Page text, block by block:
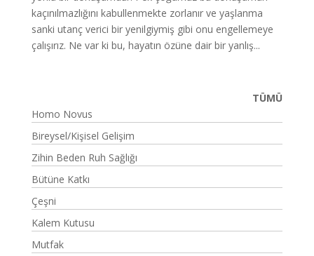
kaçınılmazlığını kabullenmekte zorlanır ve yaşlanma
sanki utanç verici bir yenilgiymiş gibi onu engellemeye
çalışırız. Ne var ki bu, hayatın özüne dair bir yanlış...
TÜMÜ
Homo Novus
Bireysel/Kişisel Gelişim
Zihin Beden Ruh Sağlığı
Bütüne Katkı
Çeşni
Kalem Kutusu
Mutfak